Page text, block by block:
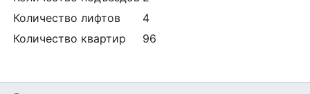
Количество лифтов
4
Количество квартир
96